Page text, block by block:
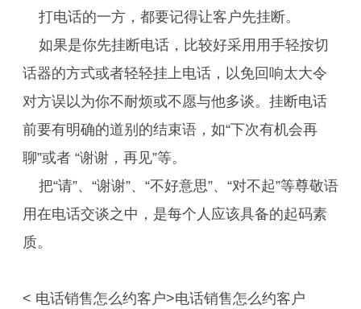
打电话的一方，都要记得让客户先挂断。
如果是你先挂断电话，比较好采用用手轻按切
话器的方式或者轻轻挂上电话，以免回响太大令
对方误以为你不耐烦或不愿与他多谈。挂断电话
前要有明确的道别的结束语，如“下次有机会再
聊”或者 “谢谢，再见”等。
把“请”、“谢谢”、“不好意思”、“对不起”等尊敬语
用在电话交谈之中，是每个人应该具备的起码素
质。
< 电话销售怎么约客户>电话销售怎么约客户